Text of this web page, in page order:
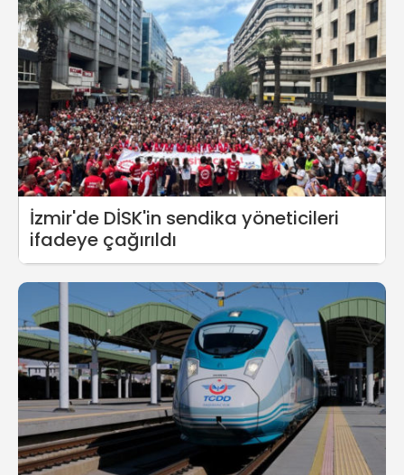
İzmir'de DİSK'in sendika yöneticileri
ifadeye çağırıldı